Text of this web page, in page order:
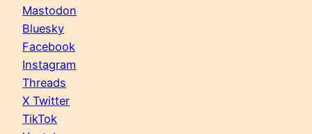
Mastodon
Bluesky
Facebook
Instagram
Threads
X Twitter
TikTok